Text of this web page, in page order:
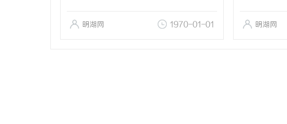
明湖网 1970-01-01 明湖网